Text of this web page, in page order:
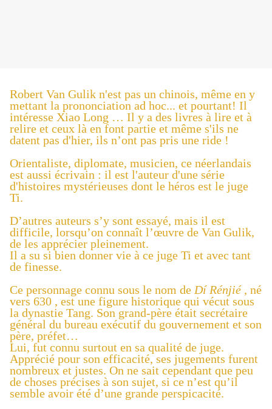
Robert Van Gulik n'est pas un chinois, même en y
mettant la prononciation ad hoc... et pourtant! Il
intéresse Xiao Long … Il y a des livres à lire et à
relire et ceux là en font partie et même s'ils ne
datent pas d'hier, ils n’ont pas pris une ride !
Orientaliste, diplomate, musicien, ce néerlandais
est aussi écrivain : il est l'auteur d'une série
d'histoires mystérieuses dont le héros est le juge
Ti.
D’autres auteurs s’y sont essayé, mais il est
difficile, lorsqu’on connaît l’œuvre de Van Gulik,
de les apprécier pleinement.
Il a su si bien donner vie à ce juge Ti et avec tant
de finesse.
Ce personnage connu sous le nom de Dí Rénjié, né
vers 630 , est une figure historique qui vécut sous
la dynastie Tang. Son grand-père était secrétaire
général du bureau exécutif du gouvernement et son
père, préfet…
Lui, fut connu surtout en sa qualité de juge.
Apprécié pour son efficacité, ses jugements furent
nombreux et justes. On ne sait cependant que peu
de choses précises à son sujet, si ce n’est qu’il
semble avoir été d’une grande perspicacité.